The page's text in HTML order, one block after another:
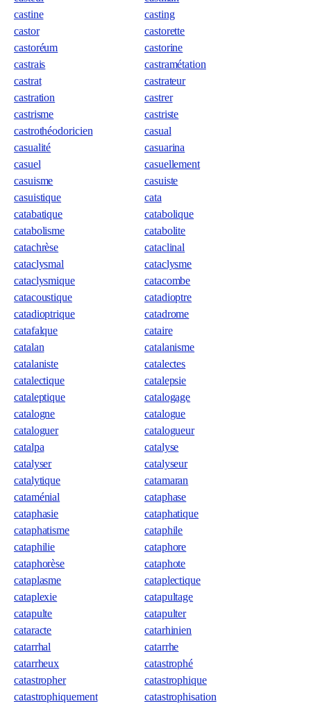
castine
casting
castor
castorette
castoréum
castorine
castrais
castramétation
castrat
castrateur
castration
castrer
castrisme
castriste
castrothéodoricien
casual
casualité
casuarina
casuel
casuellement
casuisme
casuiste
casuistique
cata
catabatique
catabolique
catabolisme
catabolite
catachrèse
cataclinal
cataclysmal
cataclysme
cataclysmique
catacombe
catacoustique
catadioptre
catadioptrique
catadrome
catafalque
cataire
catalan
catalanisme
catalaniste
catalectes
catalectique
catalepsie
cataleptique
catalogage
catalogne
catalogue
cataloguer
catalogueur
catalpa
catalyse
catalyser
catalyseur
catalytique
catamaran
cataménial
cataphase
cataphasie
cataphatique
cataphatisme
cataphile
cataphilie
cataphore
cataphorèse
cataphote
cataplasme
cataplectique
cataplexie
catapultage
catapulte
catapulter
cataracte
catarhinien
catarrhal
catarrhe
catarrheux
catastrophé
catastropher
catastrophique
catastrophiquement
catastrophisation